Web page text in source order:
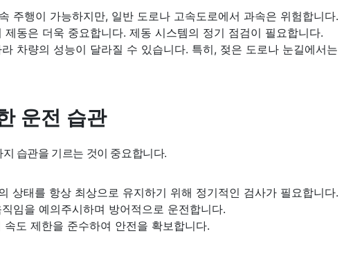
주행이 가능하지만, 일반 도로나 고속도로에서 과속은 위험합니다.
제동은 더욱 중요합니다. 제동 시스템의 정기 점검이 필요합니다.
차량의 성능이 달라질 수 있습니다. 특히, 젖은 도로나 눈길에서는
운전 습관
습관을 기르는 것이 중요합니다.
상태를 항상 최상으로 유지하기 위해 정기적인 검사가 필요합니다.
임을 예의주시하며 방어적으로 운전합니다.
속도 제한을 준수하여 안전을 확보합니다.